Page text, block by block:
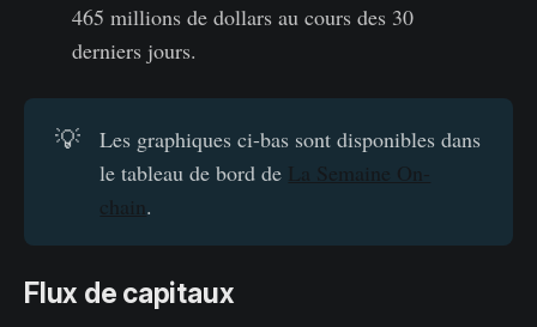
465 millions de dollars au cours des 30
derniers jours.
💡
Les graphiques ci-bas sont disponibles dans
le tableau de bord de La Semaine On-
chain.
Flux de capitaux